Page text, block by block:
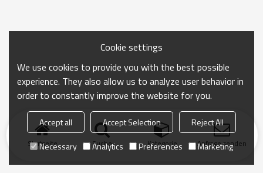
Startseite Suche Kategorie Anfrage senden
Cookie settings
We use cookies to provide you with the best possible
experience. They also allow us to analyze user behavior in
order to constantly improve the website for you.
Accept all Accept Selection
Reject All
Necessary
Analytics Preferences Marketing